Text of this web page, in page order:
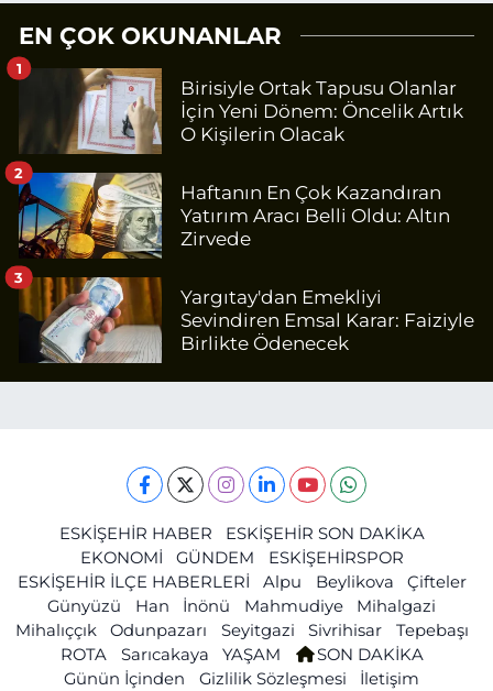
EN ÇOK OKUNANLAR
Birisiyle Ortak Tapusu Olanlar
İçin Yeni Dönem: Öncelik Artık
O Kişilerin Olacak
1
Haftanın En Çok Kazandıran
Yatırım Aracı Belli Oldu: Altın
Zirvede
2
Yargıtay'dan Emekliyi
Sevindiren Emsal Karar: Faiziyle
Birlikte Ödenecek
3
ESKİŞEHİR HABER
ESKİŞEHİR SON DAKİKA
EKONOMİ
GÜNDEM
ESKİŞEHİRSPOR
ESKİŞEHİR İLÇE HABERLERİ
Alpu Beylikova
Çifteler
Günyüzü
Han İnönü Mahmudiye
Mihalgazi
Mihalıççık
Odunpazarı Seyitgazi Sivrihisar
Tepebaşı
ROTA
Sarıcakaya YAŞAM
SON DAKİKA
Günün İçinden
Gizlilik Sözleşmesi
İletişim